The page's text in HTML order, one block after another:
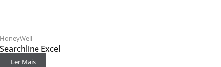
HoneyWell
Searchline Excel
Ler Mais